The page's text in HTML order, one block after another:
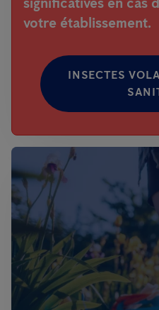
votre établissement.
INSECTES